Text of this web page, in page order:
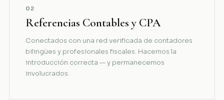
02
Referencias Contables y CPA
Conectados con una red verificada de contadores
bilingües y profesionales fiscales. Hacemos la
introducción correcta — y permanecemos
involucrados.